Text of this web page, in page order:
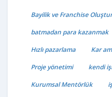
Bayilik ve Franchise
batmadan para kazanmak
Hızlı pazarlama
Kar
Proje yönetimi
kendi
Kurumsal Mentörlük